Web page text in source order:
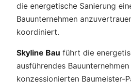
die energetische Sanierung
Bauunternehmen
koordiniert.
Skyline Bau führt die
ausführendes
konzessionierten Baumeister-